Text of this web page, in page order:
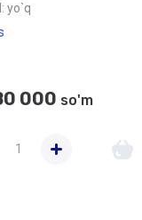
yo`q
000 so'm